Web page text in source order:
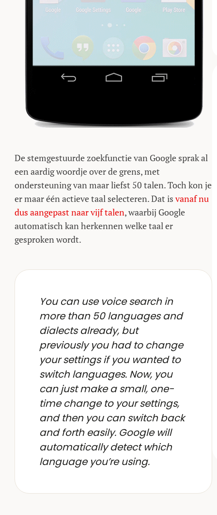
De stemgestuurde zoekfunctie van Google sprak al
een aardig woordje over de grens, met
ondersteuning van maar liefst 50 talen. Toch kon je
er maar één actieve taal selecteren. Dat is vanaf nu
dus aangepast naar vijf talen, waarbij Google
automatisch kan herkennen welke taal er
gesproken wordt.
You can use voice search in
more than 50 languages and
dialects already, but
previously you had to change
your settings if you wanted to
switch languages. Now, you
can just make a small, one-
time change to your settings,
and then you can switch back
and forth easily. Google will
automatically detect which
language you’re using.